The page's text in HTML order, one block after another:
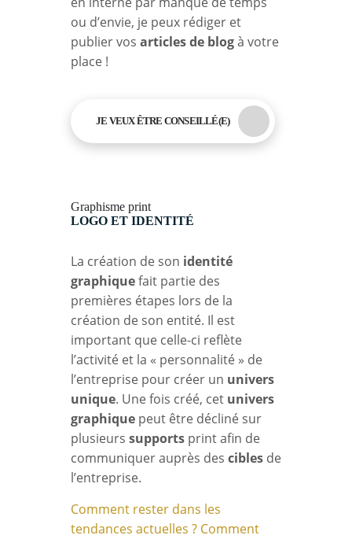
ou d’envie, je peux rédiger et
publier vos articles de blogà votre
place !
JE VEUX ÊTRE CONSEILLÉ(E)
Graphisme print
LOGO ET IDENTITÉ
La création de son identité
graphiquefait partie des
premières étapes lors de la
création de son entité. Il est
important que celle-ci reflète
l’activité et la « personnalité » de
l’entreprise pour créer un univers
unique. Une fois créé, cet univers
graphiquepeut être décliné sur
plusieurs supportsprint afin de
communiquer auprès des ciblesde
l’entreprise.
Comment rester dans les
tendances actuelles ? Comment